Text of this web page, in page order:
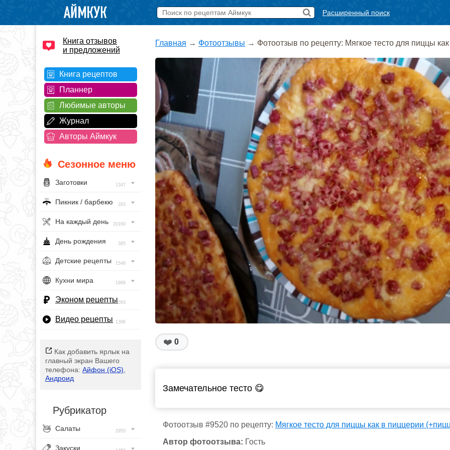
Расширенный поиск
Книга отзывов
и предложений
Книга рецептов
Планнер
Любимые авторы
Журнал
Авторы Аймкук
Сезонное меню
Заготовки 1347
Пикник / барбекю 293
На каждый день 20160
День рождения 385
Детские рецепты 1548
Кухни мира 1968
Эконом рецепты393
Видео рецепты 1396
Как добавить ярлык на
главный экран Вашего
телефона: Айфон (iOS)
Андроид
Рубрикатор
Салаты 2955
Закуски
Главная → Фотоотзывы → Фотоотзыв по рецепту: Мягкое тесто для пиццы
❤️ 0
Замечательное тесто 😋
Фотоотзыв #9520 по рецепту: Мягкое тесто для пиццы как в пиццерии
Автор фотоотзыва: Гость